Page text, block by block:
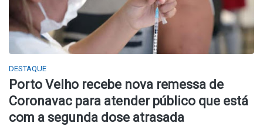
DESTAQUE
Porto Velho recebe nova remessa de
Coronavac para atender público que está
com a segunda dose atrasada